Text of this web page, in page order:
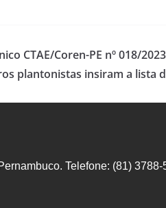
CTAE/Coren-PE nº 018/
plantonistas insiram a lista
Telefone: (81) 3788-